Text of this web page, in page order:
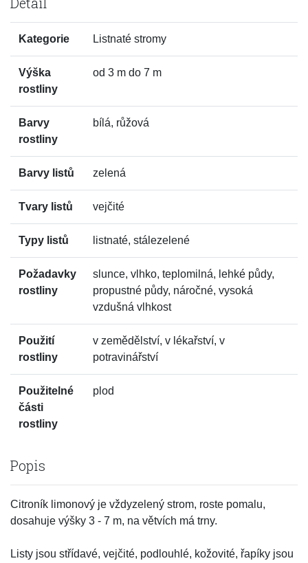
Kategorie Listnaté stromy
Výška
rostliny
od 3 m do 7 m
Barvy
rostliny
bílá, růžová
Barvy listů zelená
Tvary listů vejčité
Typy listů listnaté, stálezelené
Požadavky
rostliny
slunce, vlhko, teplomilná, lehké půdy,
propustné půdy, náročné, vysoká
vzdušná vlhkost
Použití
rostliny
v zemědělství, v lékařství, v
potravinářství
Použitelné
části
rostliny
plod
Popis
Citroník limonový je vždyzelený strom, roste pomalu,
dosahuje výšky 3 - 7 m, na větvích má trny.
Listy jsou střídavé, vejčité, podlouhlé, kožovité, řapíky jsou